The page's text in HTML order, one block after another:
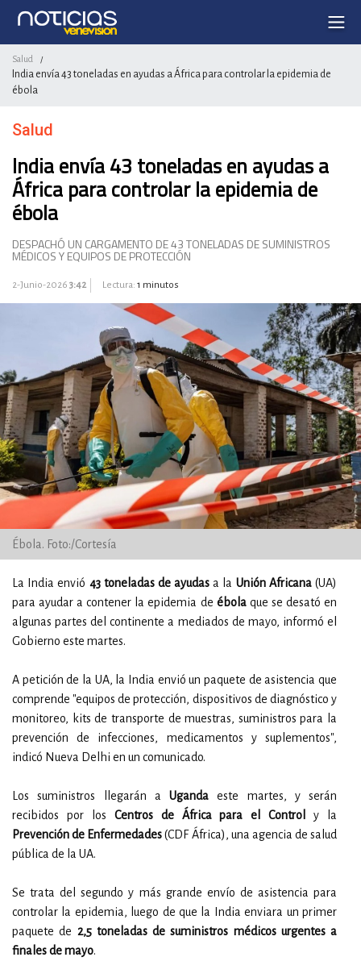
Salud /
India envía 43 toneladas en ayudas a África para controlar la epidemia de
ébola
Salud
India envía 43 toneladas en ayudas a
África para controlar la epidemia de
ébola
DESPACHÓ UN CARGAMENTO DE 43 TONELADAS DE SUMINISTROS
MÉDICOS Y EQUIPOS DE PROTECCIÓN
2-Junio-2026 3:42 Lectura: 1 minutos
Ébola. Foto:/Cortesía
La India envió 43 toneladas de ayudas a la Unión Africana(UA)
para ayudar a contener la epidemia de ébolaque se desató en
algunas partes del continente a mediados de mayo, informó el
Gobierno este martes.
A petición de la UA, la India envió un paquete de asistencia que
comprende "equipos de protección, dispositivos de diagnóstico y
monitoreo, kits de transporte de muestras, suministros para la
prevención de infecciones, medicamentos y suplementos",
indicó Nueva Delhi en un comunicado.
Los suministros llegarán a Uganda este martes, y serán
recibidos por los Centros de África para el Control
y la
Prevención de Enfermedades(CDF África), una agencia de salud
pública de la UA.
Se trata del segundo y más grande envío de asistencia para
controlar la epidemia, luego de que la India enviara un primer
paquete de 2,5 toneladas de suministros médicos urgentes a
finales de mayo.